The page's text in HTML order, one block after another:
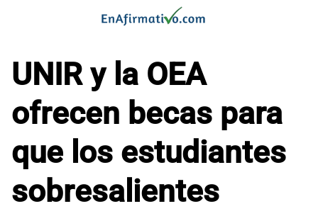
UNIR y la OEA
ofrecen becas para
que los estudiantes
sobresalientes